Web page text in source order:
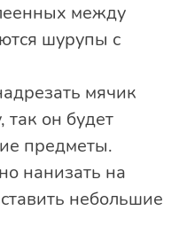
между
шурупы с
мячик
он будет
предметы.
нанизать на
небольшие